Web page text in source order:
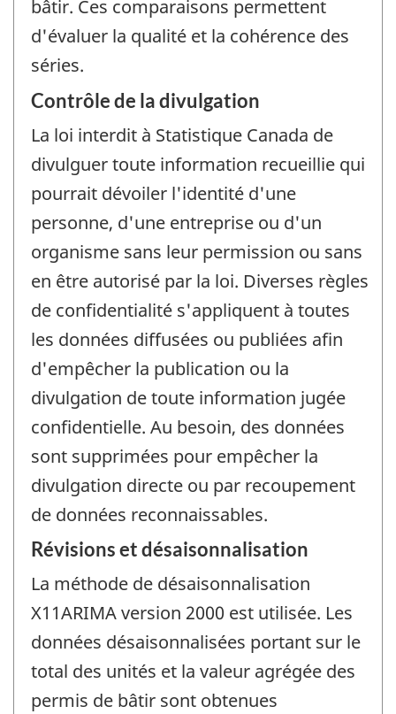
bâtir. Ces comparaisons permettent
d'évaluer la qualité et la cohérence des
séries.
Contrôle de la divulgation
La loi interdit à Statistique Canada de
divulguer toute information recueillie qui
pourrait dévoiler l'identité d'une
personne, d'une entreprise ou d'un
organisme sans leur permission ou sans
en être autorisé par la loi. Diverses règles
de confidentialité s'appliquent à toutes
les données diffusées ou publiées afin
d'empêcher la publication ou la
divulgation de toute information jugée
confidentielle. Au besoin, des données
sont supprimées pour empêcher la
divulgation directe ou par recoupement
de données reconnaissables.
Révisions et désaisonnalisation
La méthode de désaisonnalisation
X11ARIMA version 2000 est utilisée. Les
données désaisonnalisées portant sur le
total des unités et la valeur agrégée des
permis de bâtir sont obtenues